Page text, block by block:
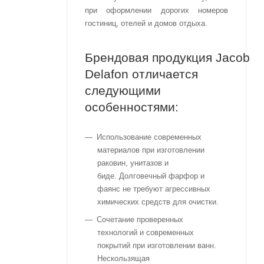
при оформлении дорогих номеров
гостиниц, отелей и домов отдыха.
Брендовая продукция Jacob
Delafon отличается
следующими
особенностями:
Использование современных
материалов при изготовлении
раковин, унитазов и
биде. Долговечный фарфор и
фаянс не требуют агрессивных
химических средств для очистки.
Сочетание проверенных
технологий и современных
покрытий при изготовлении ванн.
Нескользящая